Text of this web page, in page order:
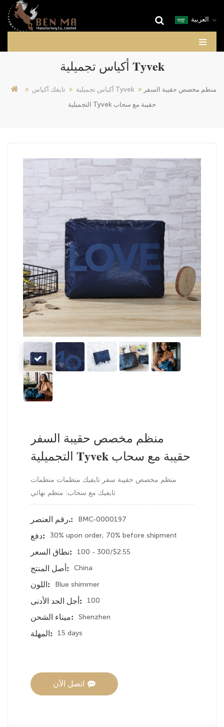
العربية
أكياس تجميلية Tyvek
تايفك أكياس أكياس تجميلية Tyvek
منظم مخصص حقيبة السفر
التجميلية Tyvek حقيبة مع سحاب
منظم مخصص حقيبة السفر
التجميلية Tyvek حقيبة مع سحاب
منظم مخصص حقيبة سفر تايفيك منظمات منظمات
تايفيك مع سحاب: منظم نهائي
رقم العنصر.:
BMC-0000197
دفع:
30% upon order, 70% before shipment
نطاق السعر:
100 - 300/$2.55
أصل المنتج:
China
اللون:
Blue shimmer
أجل الحد الأدنى:
100
ميناء الشحن:
Shenzhen
المهلة:
15 days
اتصل الآن